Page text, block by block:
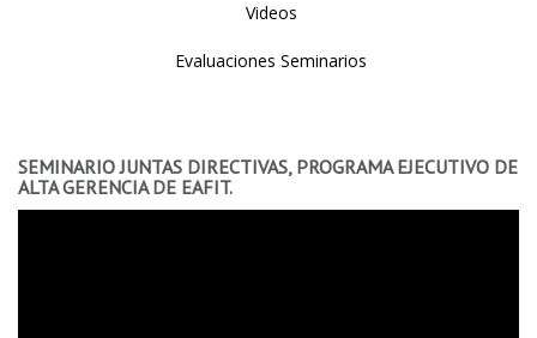
Videos
Evaluaciones Seminarios
SEMINARIO JUNTAS DIRECTIVAS, PROGRAMA EJECUTIVO DE
ALTA GERENCIA DE EAFIT.